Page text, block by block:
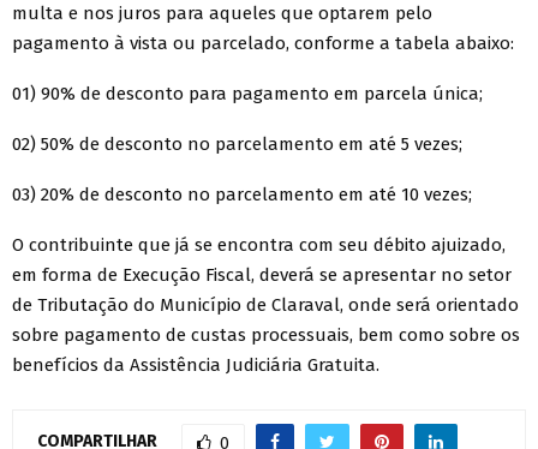
multa e nos juros para aqueles que optarem pelo
pagamento à vista ou parcelado, conforme a tabela abaixo:
01) 90% de desconto para pagamento em parcela única;
02) 50% de desconto no parcelamento em até 5 vezes;
03) 20% de desconto no parcelamento em até 10 vezes;
O contribuinte que já se encontra com seu débito ajuizado,
em forma de Execução Fiscal, deverá se apresentar no setor
de Tributação do Município de Claraval, onde será orientado
sobre pagamento de custas processuais, bem como sobre os
benefícios da Assistência Judiciária Gratuita.
COMPARTILHAR 0